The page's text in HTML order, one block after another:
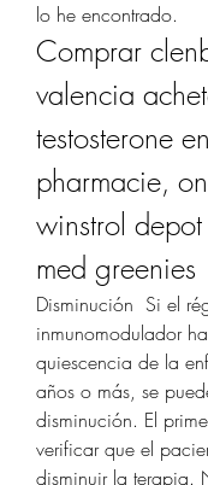
lo he encontrado.
Comprar
valencia
testosterone en
pharmacie,
winstrol
med greenies
Disminución ​ Si el
inmunomodulador
quiescencia de la
años o más, se
disminución. El
verificar que el
disminuir la terapia.